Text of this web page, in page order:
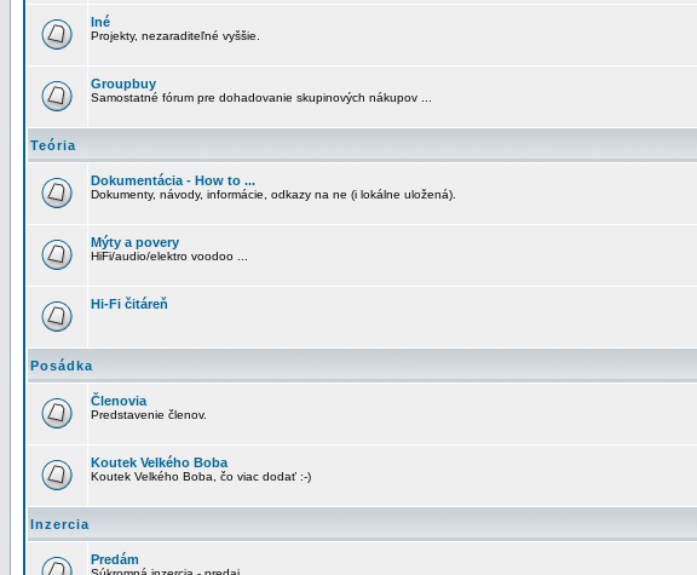
Iné
Projekty, nezaraditeľné vyššie.
Groupbuy
Samostatné fórum pre dohadovanie skupinových nákupov ...
Teória
Dokumentácia - How to ...
Dokumenty, návody, informácie, odkazy na ne (i lokálne uložená).
Mýty a povery
HiFi/audio/elektro voodoo ...
Hi-Fi čitáreň
Posádka
Členovia
Predstavenie členov.
Koutek Velkého Boba
Koutek Velkého Boba, čo viac dodať :-)
Inzercia
Predám